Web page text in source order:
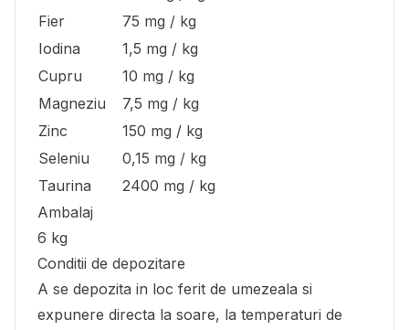
Fier
75 mg / kg
Iodina
1,5 mg / kg
Cupru
10 mg / kg
Magneziu
7,5 mg / kg
Zinc
150 mg / kg
Seleniu
0,15 mg / kg
Taurina
2400 mg / kg
Ambalaj
6 kg
Conditii de depozitare
A se depozita in loc ferit de umezeala si
expunere directa la soare, la temperaturi de